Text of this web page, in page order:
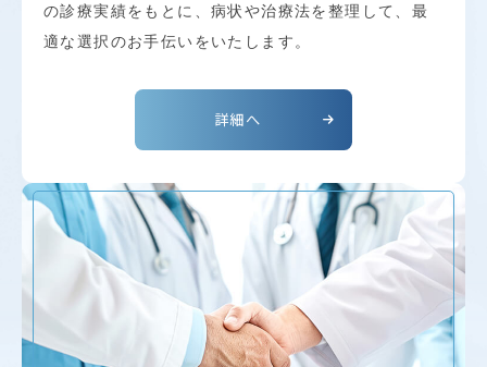
の診療実績をもとに、病状や治療法を整理して、最
適な選択のお手伝いをいたします。
詳細へ